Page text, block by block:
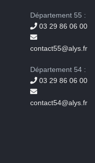
Département 55 :
03 29 86 06 00
contact55@alys.fr
Département 54 :
03 29 86 06 00
contact54@alys.fr